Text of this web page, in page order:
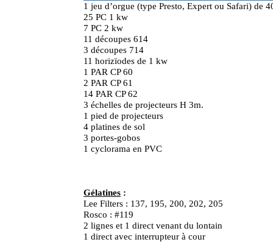
1 jeu d’orgue (type Presto, Expert ou Safari) de
25 PC 1 kw
7 PC 2 kw
11 découpes 614
3 découpes 714
11 horizïodes de 1 kw
1 PAR CP 60
2 PAR CP 61
14 PAR CP 62
3 échelles de projecteurs H 3m.
1 pied de projecteurs
4 platines de sol
3 portes-gobos
1 cyclorama en PVC
Gélatines :
Lee Filters : 137, 195, 200, 202, 205
Rosco : #119
2 lignes et 1 direct venant du lontain
1 direct avec interrupteur à cour